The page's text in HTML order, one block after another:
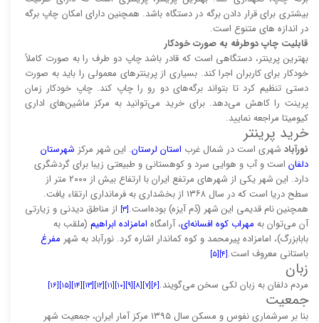
بیشتری برای قرار دادن برگه در دستگاه باشد. همچنین دارای امکان چاپ برگه
در اندازه های متنوع است.
قابلیت چاپ دوطرفه به صورت خودکار
بهترین پرینتر، دستگاهی است که قادر باشد چاپ دو طرف را به صورت کاملاً
خودکار برای کاربران اجرا کند. بسیاری از پرینتر‌های معمولی را باید به صورت
دستی تنظیم کرد تا بتواند برگه‌های دو رو را چاپ کند. چاپ خودکار زمان
پرینت را کاهش می‌دهد. برای خرید می‌توانید به مرکز ماشین‌های اداری
کیومیتا مراجعه نمایید.
خرید پرینتر
نورآباد شهری است در شمال غرب استان لرستان. این شهر مرکز شهرستان
دلفان است و آب و هوایی سرد و کوهستانی و طبیعتی زیبا برای گردشگری
دارد. این شهر یکی از شهرهای مرتفع ایران با ارتفاع بیش از ۲۰۰۰ متر از
سطح دریا است که در سال ۱۳۶۸ از بخشداری به فرمانداری ارتقاء یافت.
همچنین نام قدیمی این شهر (دُم آیزه) بوده‌است.[۳]
از مناطق دیدنی و زیارتی
آن می‌توان به مهراب کوه افسانه‌ای، آرامگاه امامزاده ابراهیم (ملقب به
بابابزرگ)، امامزاده پیرمحمد و کوه کماندار اشاره کرد. نورآباد به شهر مفرغ
باستانی معروف است.[۴] [۵]
زبان
مردم دلفان به زبان لکی سخن می‌گویند.[۶] [۷] [۸] [۹] [۱۰] [۱۱] [۱۲] [۱۳] [۱۴] [۱۵] [۱۶]
جمعیت
بنا بر سرشماری نفوس و مسکن سال ۱۳۹۵ مرکز آمار ایران، جمعیت شهر